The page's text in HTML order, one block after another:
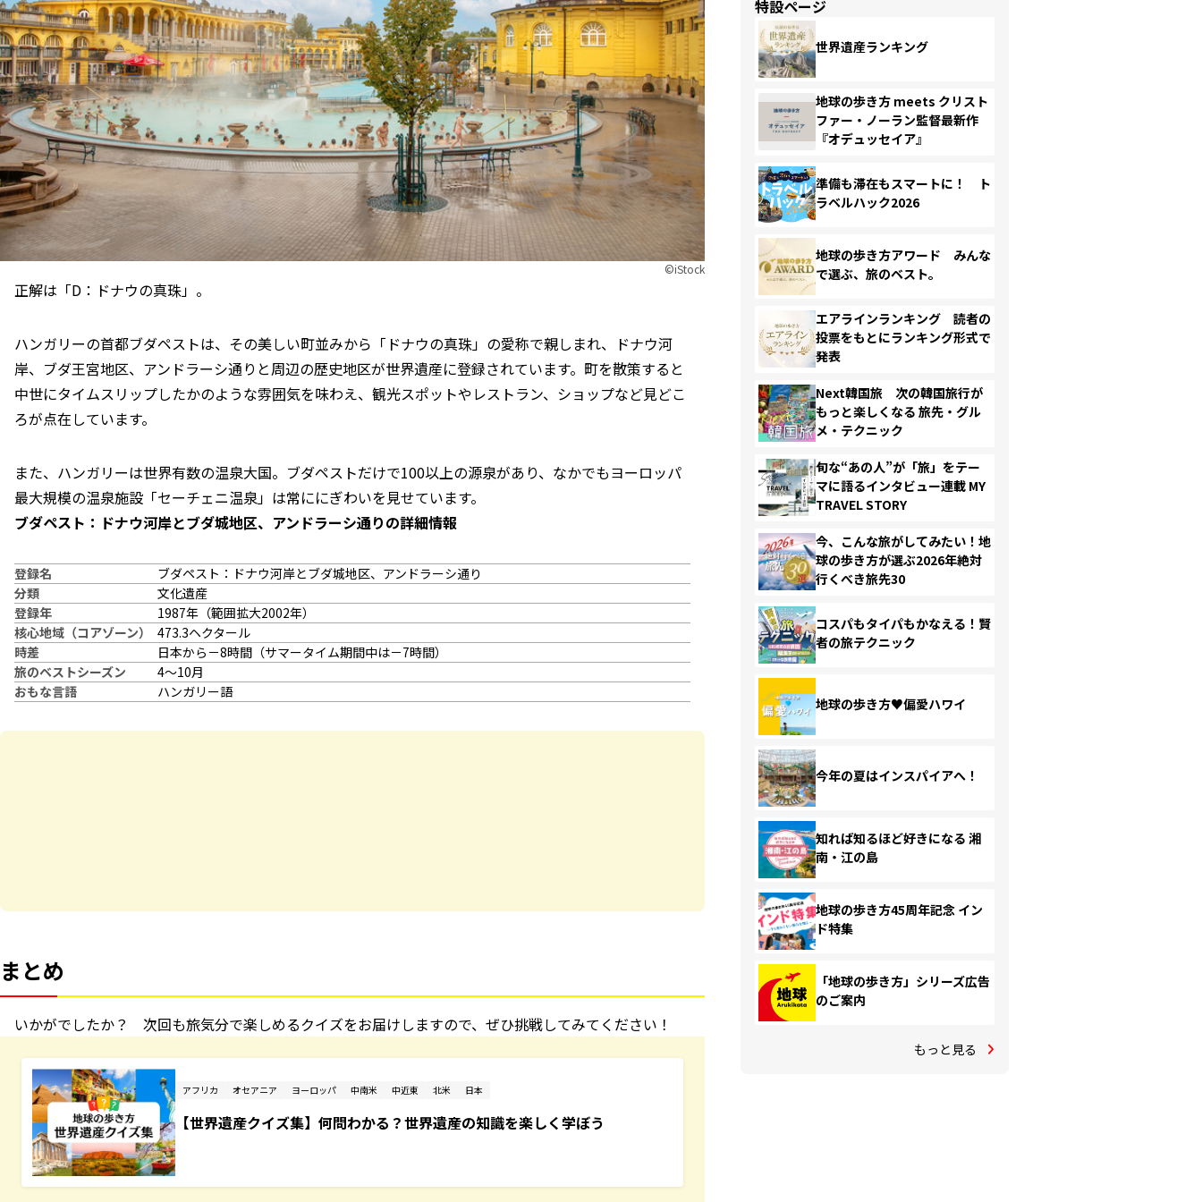
©︎iStock
正解は「D：ドナウの真珠」。
ハンガリーの首都ブダペストは、その美しい町並みから「ドナウの真珠」の愛称で親しまれ、ドナウ河
岸、ブダ王宮地区、アンドラーシ通りと周辺の歴史地区が世界遺産に登録されています。町を散策すると
中世にタイムスリップしたかのような雰囲気を味わえ、観光スポットやレストラン、ショップなど見どこ
ろが点在しています。
また、ハンガリーは世界有数の温泉大国。ブダペストだけで100以上の源泉があり、なかでもヨーロッパ
最大規模の温泉施設「セーチェニ温泉」は常ににぎわいを見せています。
ブダペスト：ドナウ河岸とブダ城地区、アンドラーシ通りの詳細情報
登録名
ブダペスト：ドナウ河岸とブダ城地区、アンドラーシ通り
分類
文化遺産
登録年
1987年（範囲拡大2002年）
核心地域（コアゾーン）
473.3ヘクタール
時差
日本から－8時間（サマータイム期間中は－7時間）
旅のベストシーズン
4～10月
おもな言語
ハンガリー語
まとめ
いかがでしたか？ 次回も旅気分で楽しめるクイズをお届けしますので、ぜひ挑戦してみてください！
アフリカ オセアニア ヨーロッパ 中南米 中近東 北米 日本
【世界遺産クイズ集】何問わかる？世界遺産の知識を楽しく学ぼう
特設ページ
世界遺産ランキング
地球の歩き方 meets クリスト
ファー・ノーラン監督最新作
『オデュッセイア』
準備も滞在もスマートに！ ト
ラベルハック2026
地球の歩き方アワード みんな
で選ぶ、旅のベスト。
エアラインランキング 読者の
投票をもとにランキング形式で
発表
Next韓国旅 次の韓国旅行が
もっと楽しくなる 旅先・グル
メ・テクニック
旬な“あの人”が「旅」をテー
マに語るインタビュー連載 MY
TRAVEL STORY
今、こんな旅がしてみたい！地
球の歩き方が選ぶ2026年絶対
行くべき旅先30
コスパもタイパもかなえる！賢
者の旅テクニック
地球の歩き方♥偏愛ハワイ
今年の夏はインスパイアへ！
知れば知るほど好きになる 湘
南・江の島
地球の歩き方45周年記念 イン
ド特集
「地球の歩き方」シリーズ広告
のご案内
もっと見る